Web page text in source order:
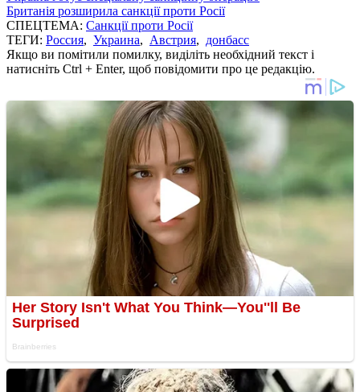
Британія розширила санкції проти Росії
СПЕЦТЕМА: Санкції проти Росії
ТЕГИ: Россия, Украина, Австрия, донбасс
Якщо ви помітили помилку, виділіть необхідний текст і
натисніть Ctrl + Enter, щоб повідомити про це редакцію.